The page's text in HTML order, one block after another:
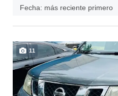
Fecha: más reciente primero
11